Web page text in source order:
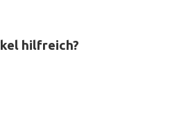
hilfreich?